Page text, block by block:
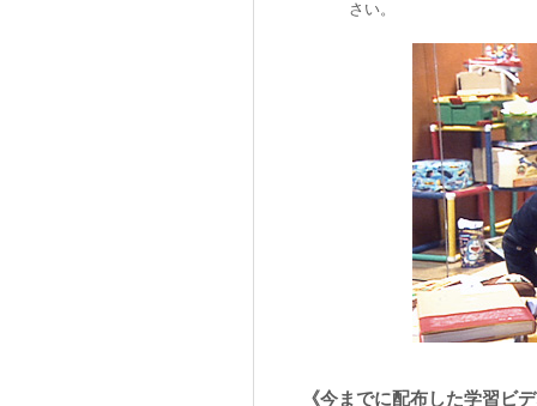
さい。
《今までに配布した学習ビ